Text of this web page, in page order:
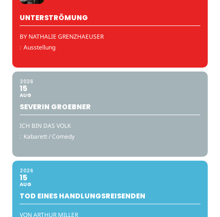
UNTERSTRÖMUNG
BY NATHALIE GRENZHAEUSER
: Ausstellung
2026
15
AUG
SEVERIN GROEBNER
ICH BIN DAS VOLK
: Kabarett / Comedy
2026
15
AUG
TOD EINES HANDLUNGSREISENDEN
VON ARTHUR MILLER